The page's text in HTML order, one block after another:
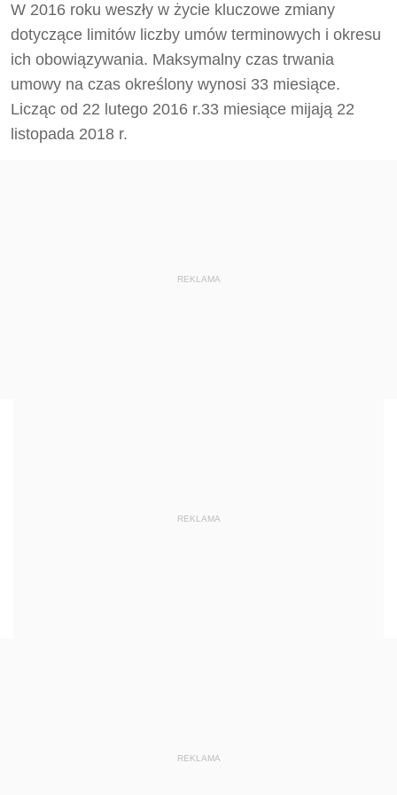
W 2016 roku weszły w życie kluczowe zmiany
dotyczące limitów liczby umów terminowych i okresu
ich obowiązywania. Maksymalny czas trwania
umowy na czas określony wynosi 33 miesiące.
Licząc od 22 lutego 2016 r.33 miesiące mijają 22
listopada 2018 r.
REKLAMA
REKLAMA
REKLAMA